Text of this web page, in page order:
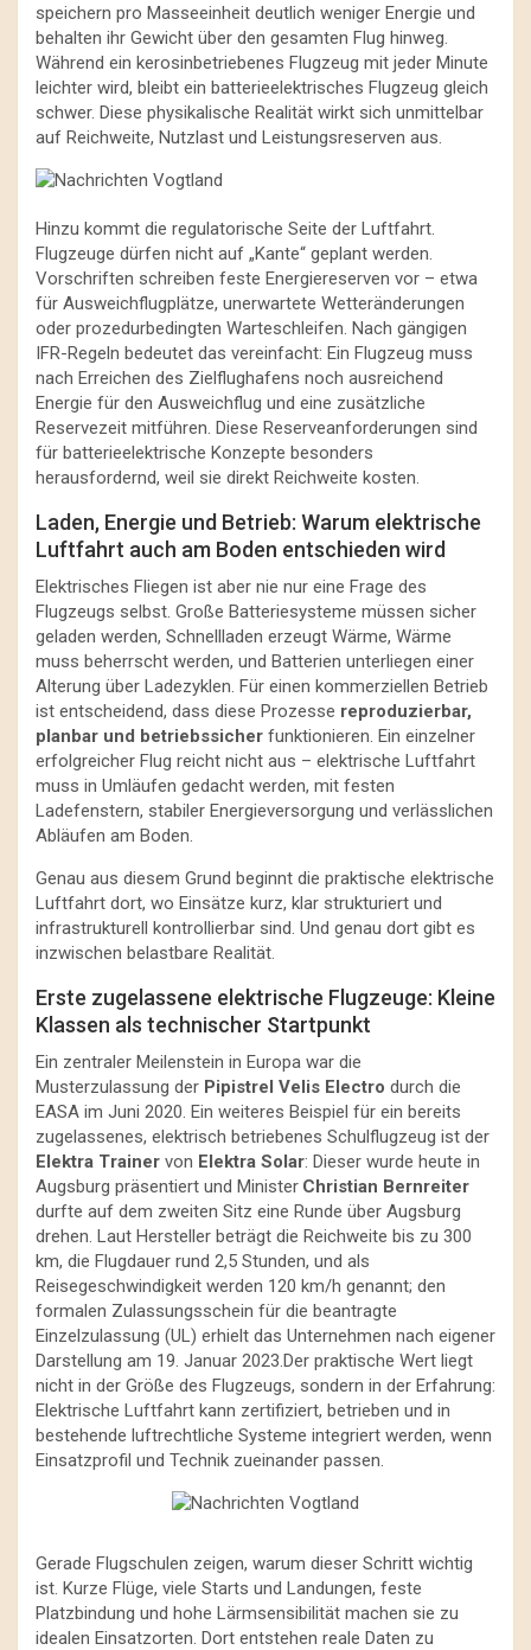
speichern pro Masseeinheit deutlich weniger Energie und
behalten ihr Gewicht über den gesamten Flug hinweg.
Während ein kerosinbetriebenes Flugzeug mit jeder Minute
leichter wird, bleibt ein batterieelektrisches Flugzeug gleich
schwer. Diese physikalische Realität wirkt sich unmittelbar
auf Reichweite, Nutzlast und Leistungsreserven aus.
Hinzu kommt die regulatorische Seite der Luftfahrt.
Flugzeuge dürfen nicht auf „Kante“ geplant werden.
Vorschriften schreiben feste Energiereserven vor – etwa
für Ausweichflugplätze, unerwartete Wetteränderungen
oder prozedurbedingten Warteschleifen. Nach gängigen
IFR-Regeln bedeutet das vereinfacht: Ein Flugzeug muss
nach Erreichen des Zielflughafens noch ausreichend
Energie für den Ausweichflug und eine zusätzliche
Reservezeit mitführen. Diese Reserveanforderungen sind
für batterieelektrische Konzepte besonders
herausfordernd, weil sie direkt Reichweite kosten.
Laden, Energie und Betrieb: Warum elektrische
Luftfahrt auch am Boden entschieden wird
Elektrisches Fliegen ist aber nie nur eine Frage des
Flugzeugs selbst. Große Batteriesysteme müssen sicher
geladen werden, Schnellladen erzeugt Wärme, Wärme
muss beherrscht werden, und Batterien unterliegen einer
Alterung über Ladezyklen. Für einen kommerziellen Betrieb
ist entscheidend, dass diese Prozesse reproduzierbar,
planbar und betriebssicher funktionieren. Ein einzelner
erfolgreicher Flug reicht nicht aus – elektrische Luftfahrt
muss in Umläufen gedacht werden, mit festen
Ladefenstern, stabiler Energieversorgung und verlässlichen
Abläufen am Boden.
Genau aus diesem Grund beginnt die praktische elektrische
Luftfahrt dort, wo Einsätze kurz, klar strukturiert und
infrastrukturell kontrollierbar sind. Und genau dort gibt es
inzwischen belastbare Realität.
Erste zugelassene elektrische Flugzeuge: Kleine
Klassen als technischer Startpunkt
Ein zentraler Meilenstein in Europa war die
Musterzulassung der Pipistrel Velis Electro durch die
EASA im Juni 2020. Ein weiteres Beispiel für ein bereits
zugelassenes, elektrisch betriebenes Schulflugzeug ist der
Elektra Trainer von Elektra Solar: Dieser wurde heute in
Augsburg präsentiert und Minister Christian Bernreiter
durfte auf dem zweiten Sitz eine Runde über Augsburg
drehen. Laut Hersteller beträgt die Reichweite bis zu 300
km, die Flugdauer rund 2,5 Stunden, und als
Reisegeschwindigkeit werden 120 km/h genannt; den
formalen Zulassungsschein für die beantragte
Einzelzulassung (UL) erhielt das Unternehmen nach eigener
Darstellung am 19. Januar 2023.Der praktische Wert liegt
nicht in der Größe des Flugzeugs, sondern in der Erfahrung:
Elektrische Luftfahrt kann zertifiziert, betrieben und in
bestehende luftrechtliche Systeme integriert werden, wenn
Einsatzprofil und Technik zueinander passen.
Gerade Flugschulen zeigen, warum dieser Schritt wichtig
ist. Kurze Flüge, viele Starts und Landungen, feste
Platzbindung und hohe Lärmsensibilität machen sie zu
idealen Einsatzorten. Dort entstehen reale Daten zu